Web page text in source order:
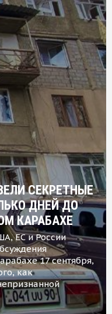
СЕКРЕТНЫЕ
ДНЕЙ ДО
КАРАБАХЕ
ЕС и России
17 сентября,
как